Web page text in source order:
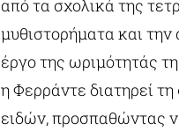
από τα σχολικά της
μυθιστορήματα και
έργο της ωριμότητάς
η Φερράντε διατηρεί
ειδών, προσπαθώντας